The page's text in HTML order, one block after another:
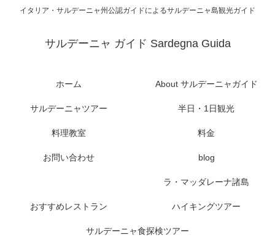
イタリア・サルデーニャ州公認ガイドによるサルデーニャ島観光ガイド
サルデーニャ ガイド Sardegna Guida
ホーム About サルデーニャガイド
サルデーニャツアー 半日・1日観光
料理教室 料金
お問い合わせ blog
ラ・マッダレーナ諸島
おすすめレストラン ハイキングツアー
サルデーニャ食探検ツアー